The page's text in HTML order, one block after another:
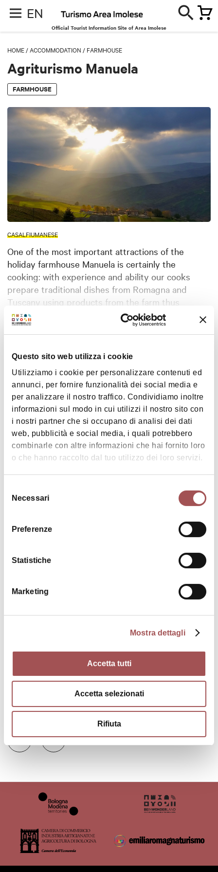
Questo sito web utilizza i cookie
Utilizziamo i cookie per personalizzare contenuti ed
annunci, per fornire funzionalità dei social media e
per analizzare il nostro traffico. Condividiamo inoltre
informazioni sul modo in cui utilizzi il nostro sito con
i nostri partner che si occupano di analisi dei dati
web, pubblicità e social media, i quali potrebbero
combinarle con altre informazioni che hai fornito loro
o che hanno raccolto dal tuo utilizzo dei loro servizi.
delNecessari
Preferenze
Statistiche
Marketing
Mostra dettagli
Accetta tutti
Accetta selezionati
Rifiuta
EN
Official Tourist Information Site of Area Imolese
HOME /ACCOMMODATION / FARMHOUSE
Agriturismo Manuela
FARMHOUSE
CASALFIUMANESE
One of the most important attractions of the
holiday farmhouse Manuela is certainly the
cooking: with experience and ability our cooks
prepare traditional dishes from Romagna and
Tuscany using products from the farm thus
creating real masterpieces of the culinary art.
Show more
Map
+
−
40020 Casalfiumanese
Contacts